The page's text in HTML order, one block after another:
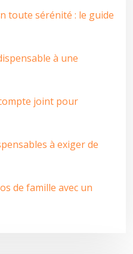
toute sérénité : le guide
à une
joint pour
à exiger de
de famille avec un